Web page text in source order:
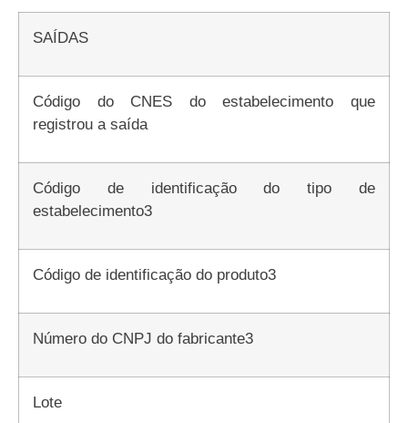
SAÍDAS
Código do CNES do estabelecimento que
registrou a saída
Código de identificação do tipo de
estabelecimento3
Código de identificação do produto3
Número do CNPJ do fabricante3
Lote